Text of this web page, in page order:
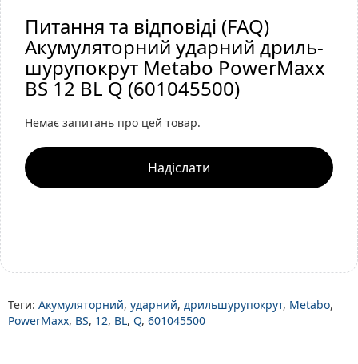
Питання та відповіді (FAQ)
Акумуляторний ударний дриль-
шурупокрут Metabo PowerMaxx
BS 12 BL Q (601045500)
Немає запитань про цей товар.
Надіслати
Теги: Акумуляторний, ударний, дрильшурупокрут, Metabo,
PowerMaxx, BS, 12, BL, Q, 601045500